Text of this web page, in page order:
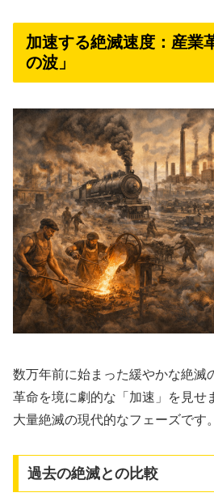
加速する絶滅速度：産業
の波」
数万年前に始まった緩やかな絶滅
革命を境に劇的な「加速」を見せ
大量絶滅の現代的なフェーズです。
過去の絶滅との比較